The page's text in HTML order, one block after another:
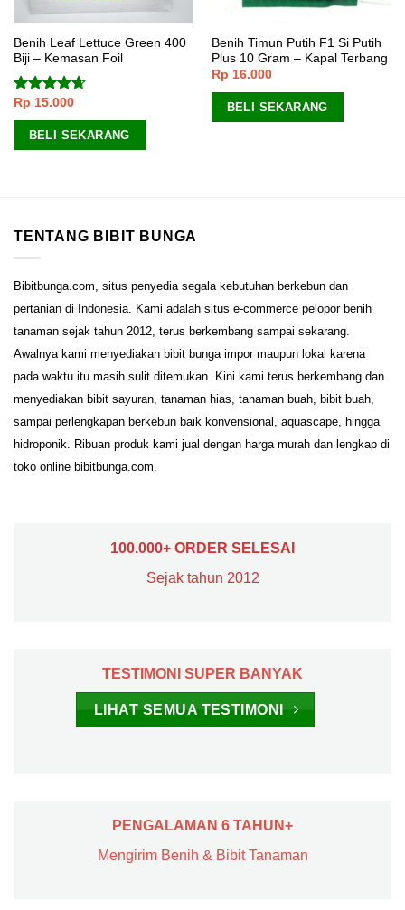
Benih Leaf Lettuce Green 400
Biji – Kemasan Foil
Dinilai
4.33dari
Rp 15.000
BELI SEKARANG
Benih Timun Putih F1 Si Putih
Plus 10 Gram – Kapal Terbang
Rp 16.000
BELI SEKARANG
TENTANG BIBIT BUNGA
Bibitbunga.com, situs penyedia segala kebutuhan berkebun dan
pertanian di Indonesia. Kami adalah situs e-commerce pelopor benih
tanaman sejak tahun 2012, terus berkembang sampai sekarang.
Awalnya kami menyediakan bibit bunga impor maupun lokal karena
pada waktu itu masih sulit ditemukan. Kini kami terus berkembang dan
menyediakan bibit sayuran, tanaman hias, tanaman buah, bibit buah,
sampai perlengkapan berkebun baik konvensional, aquascape, hingga
hidroponik. Ribuan produk kami jual dengan harga murah dan lengkap di
toko online bibitbunga.com.
100.000+ ORDER SELESAI
Sejak tahun 2012
TESTIMONI SUPER BANYAK
LIHAT SEMUA TESTIMONI
PENGALAMAN 6 TAHUN+
Mengirim Benih & Bibit Tanaman